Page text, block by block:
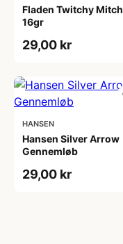
Fladen Twitchy Mitch
16gr
29,00 kr
HANSEN
Hansen Silver Arrow
Gennemløb
29,00 kr